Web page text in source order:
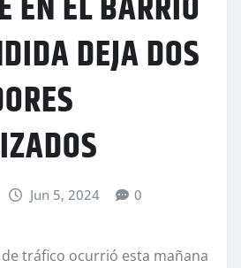
DEJA DOS
Jun 5, 2024 0
tráfico ocurrió esta mañana